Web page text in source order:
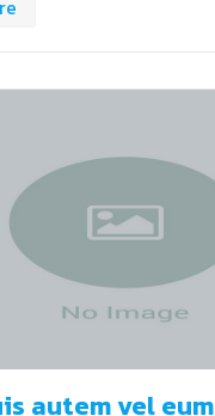
autem vel eum